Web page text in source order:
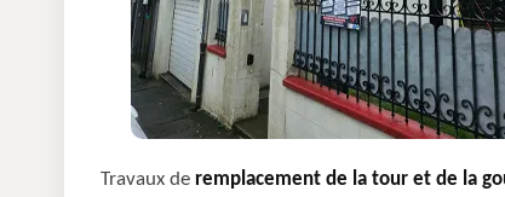
Travaux de remplacement de la tour et de la